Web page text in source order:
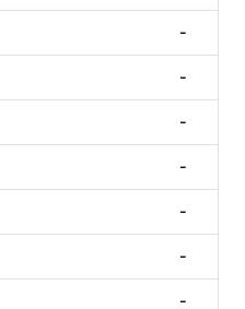
-
-
-
-
-
-
-